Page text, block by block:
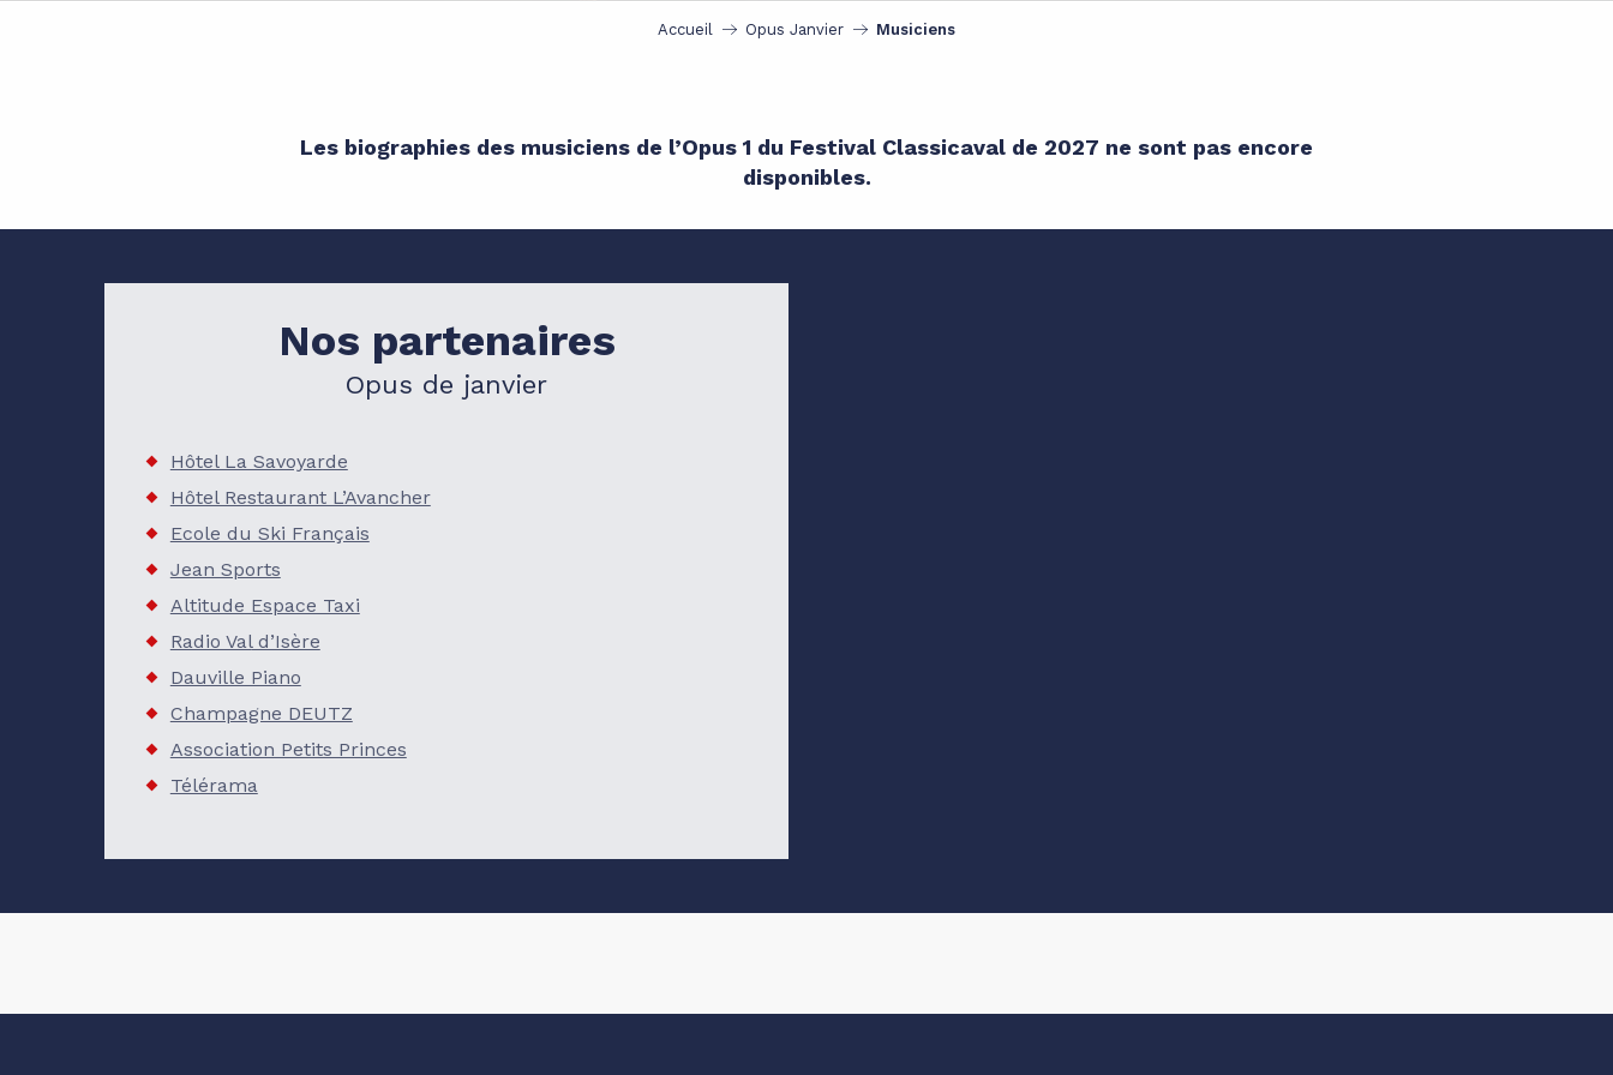
Accueil Opus Janvier Musiciens
Les biographies des musiciens de l’Opus 1 du Festival Classicaval de 2027 ne sont pas encore
disponibles.
Nos partenaires
Opus de janvier
Hôtel La Savoyarde
Hôtel Restaurant L’Avancher
Ecole du Ski Français
Jean Sports
Altitude Espace Taxi
Radio Vald’Isère
Dauville Piano
Champagne DEUTZ
Association Petits Princes
Télérama